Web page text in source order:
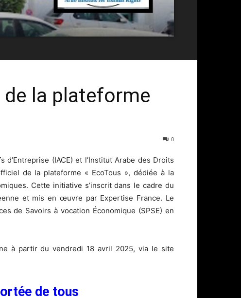
la plateforme
0
d’Entreprise (IACE) et l’Institut Arabe des Droits
de la plateforme « EcoTous », dédiée à la
Cette initiative s’inscrit dans le cadre du
et mis en œuvre par Expertise France. Le
de Savoirs à vocation Économique (SPSE) en
à partir du vendredi 18 avril 2025, via le site
de tous